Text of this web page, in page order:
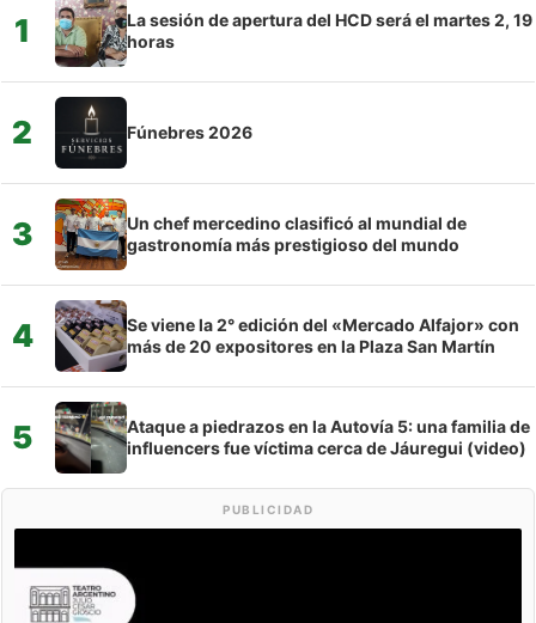
1
La sesión de apertura del HCD será el martes 2, 19
horas
2 Fúnebres 2026
3
Un chef mercedino clasificó al mundial de
gastronomía más prestigioso del mundo
4
Se viene la 2° edición del «Mercado Alfajor» con
más de 20 expositores en la Plaza San Martín
5
Ataque a piedrazos en la Autovía 5: una familia de
influencers fue víctima cerca de Jáuregui (video)
PUBLICIDAD